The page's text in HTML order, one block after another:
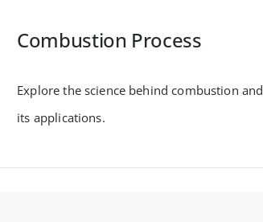
Combustion Process
Explore the science behind combustion and
its applications.